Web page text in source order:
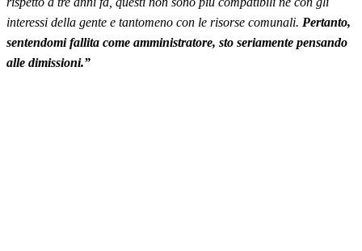
interessi della gente e tantomeno con le risorse comunali. Pertanto,
sentendomi fallita come amministratore, sto seriamente pensando
alle dimissioni.”